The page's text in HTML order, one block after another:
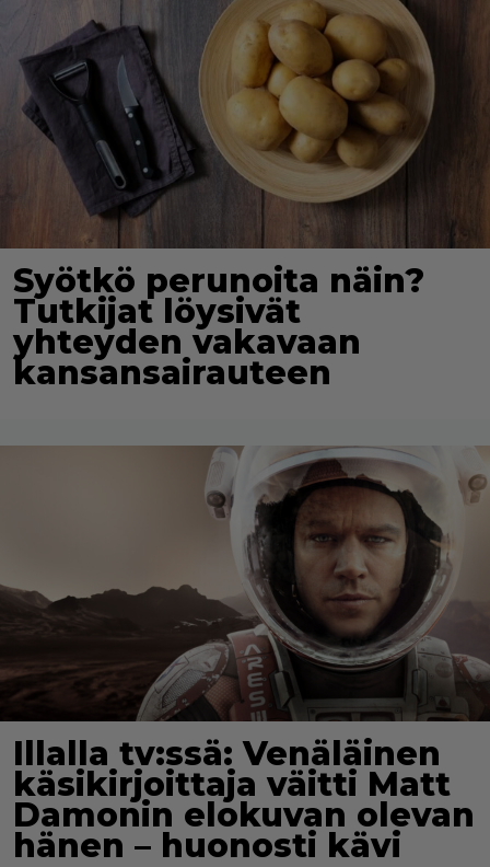
Syötkö perunoita näin?
Tutkijat löysivät
yhteyden vakavaan
kansansairauteen
Illalla tv:ssä: Venäläinen
käsikirjoittaja väitti Matt
Damonin elokuvan olevan
hänen – huonosti kävi